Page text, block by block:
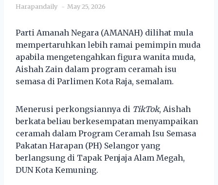
Harapandaily May 25, 2026
Parti Amanah Negara (AMANAH) dilihat mula
mempertaruhkan lebih ramai pemimpin muda
apabila mengetengahkan figura wanita muda,
Aishah Zain dalam program ceramah isu
semasa di Parlimen Kota Raja, semalam.
Menerusi perkongsiannya di TikTok, Aishah
berkata beliau berkesempatan menyampaikan
ceramah dalam Program Ceramah Isu Semasa
Pakatan Harapan (PH) Selangor yang
berlangsung di Tapak Penjaja Alam Megah,
DUN Kota Kemuning.